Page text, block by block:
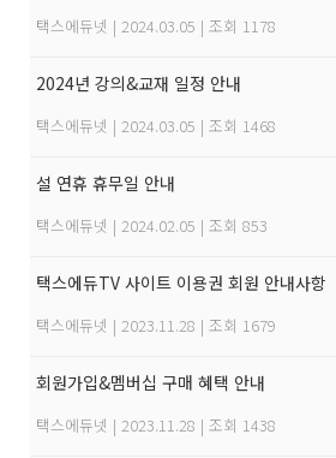
택스에듀넷 | 2024.03.05 | 조회 1178
2024년 강의&교재 일정 안내
택스에듀넷 | 2024.03.05 | 조회 1468
설 연휴 휴무일 안내
택스에듀넷 | 2024.02.05 | 조회 853
택스에듀TV 사이트 이용권 회원 안내사항
택스에듀넷 | 2023.11.28 | 조회 1679
회원가입&멤버십 구매 혜택 안내
택스에듀넷 | 2023.11.28 | 조회 1438